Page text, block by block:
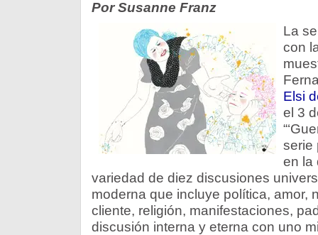
Por Susanne Franz
La
con
Elsi
el 3
serie
en la
variedad de diez discusiones
moderna que incluye política, amor,
cliente, religión, manifestaciones,
discusión interna y eterna con uno